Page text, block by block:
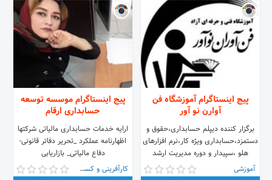
دریافت کد اقتصادی ⬅انجام کلیه
خدمات مالی ⬅آموزش دوره های
کاربردی حسابداری شماره های تماس :
09106694759 56934045
56934050 تلگرام :
@agahsazanarqam اینستاگرام:
@agahsazanarqam.cc آدرس : شهر
جدید پرند، فاز 1، بلوار چهارباغ، نبش
کافه رستوران دورهمی و املاک سرمایه ،
پلاک 53
پیج اینستاگرام آموزشگاه فن
آوارن نو آور
برگزار کننده دیپلم حسابداری،حقوق و
دستمزد،حسابداری ویژه کار،نرم افزارهای
هلو ،سپیدار و دوره مدیریت ارشد
MBA(بازاریابی و...)
02177428396_09901815978
آموزشی
پیج اینستاگرام موسسه توسعه
حسابداری ارقام
ارایه خدمات حسابداری مالیاتی شرکتها
اظهارنامه عملکرد _تحریر دفاتر قانونی-
دفاع مالیاتی_ بازاریابی
کارآفرینی و کسب و کار